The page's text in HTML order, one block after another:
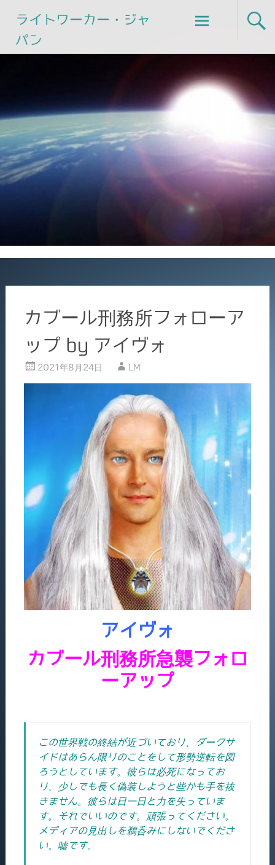
ライトワーカー・ジャ
パン
Skip
to
カブール刑務所フォローア
ップ by アイヴォ
2021年8月24日 LM
アイヴォ
カブール刑務所急襲フォロ
ーアップ
この世界戦の終結が近づいており、ダークサ
イドはあらん限りのことをして形勢逆転を図
ろうとしています。彼らは必死になってお
り、少しでも長く偽装しようと些かも手を抜
きません。彼らは日一日と力を失っていま
す。それでいいのです。
頑張ってください。
メディアの見出しを鵜呑みにしないでくださ
い。嘘です。